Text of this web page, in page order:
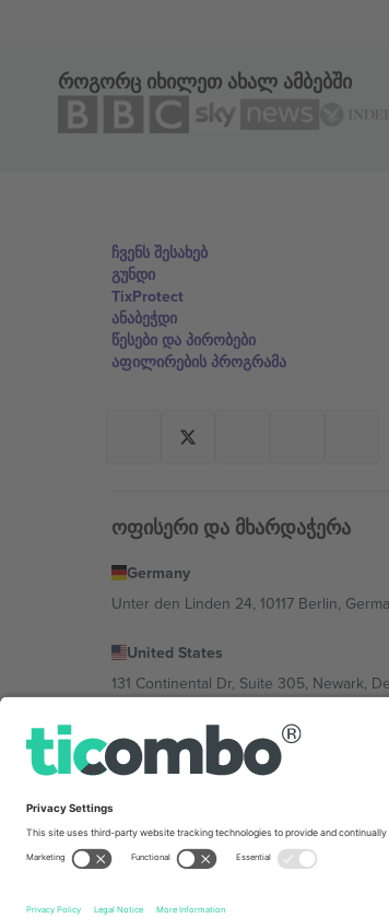
როგორც იხილეთ ახალ ამბებში
ჩვენს შესახებ
გუნდი
TixProtect
ანაბეჭდი
წესები და პირობები
აფილირების პროგრამა
ოფისერი და მხარდაჭერა
Germany
Unter den Linden 24, 10117 Berlin,
United States
131 Continental Dr, Suite 305, Newark,
Bulgaria
Regus Sofia City West, bul Totleben 53-
Av Chapultepec 360, Roma Norte,
კონკრეტული პირობები.,